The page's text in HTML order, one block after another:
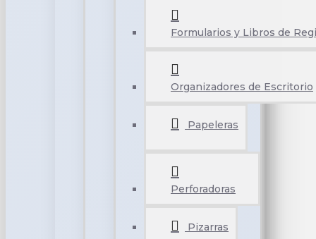
Formularios y Libros de
Organizadores de Escritorio
Papeleras
Perforadoras
Pizarras